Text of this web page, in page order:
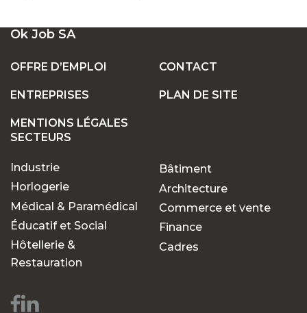
UN LARGE ÉVENTAIL D'EMPLOIS VACANTS
EN SUISSE
POSTES FIXES OU TEMPORAIRES :
POURQUOI CHOISIR OK JOB POUR VOS
RECHERCHES D'EMPLOIS ?
Des opportunités pour
chaque parcours
Ok Job SA
OFFRE D’EMPLOI
ENTREPRISES
MENTIONS LÉGALES
CONTACT
PLAN DE SITE
SECTEURS
Industrie
Horlogerie
Médical & Paramédical
Éducatif et Social
Hôtellerie &
Restauration
Bâtiment
Architecture
Commerce et vente
Finance
Cadres